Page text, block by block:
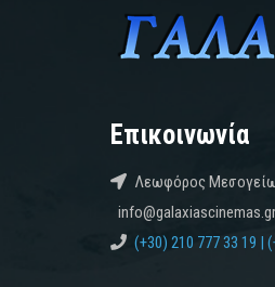
Επικοινωνία
Λεωφόρος
info@galaxiascinemas.gr
(+30) 210 777 33 19 |